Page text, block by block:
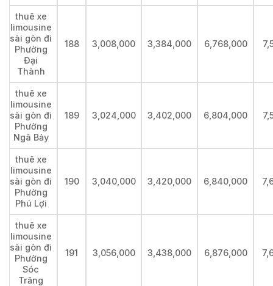
thuê xe
limousine
sài gòn đi
Phường
Đại
Thành
188 3,008,000 3,384,000 6,768,000
thuê xe
limousine
sài gòn đi
Phường
Ngã Bảy
189 3,024,000 3,402,000 6,804,000
thuê xe
limousine
sài gòn đi
Phường
Phú Lợi
190 3,040,000 3,420,000 6,840,000
thuê xe
limousine
sài gòn đi
Phường
Sóc
Trăng
191 3,056,000 3,438,000 6,876,000